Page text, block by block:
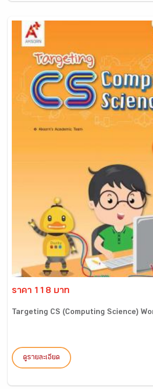
ราคา 118 บาท
Targeting CS (Computing Science)
ดูรายละเอียด